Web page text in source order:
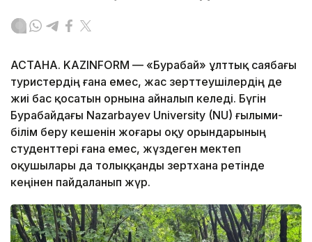
АСТАНА. KAZINFORM — «Бурабай» ұлттық саябағы
туристердің ғана емес, жас зерттеушілердің де
жиі бас қосатын орнына айналып келеді. Бүгін
Бурабайдағы Nazarbayev University (NU) ғылыми-
білім беру кешенін жоғары оқу орындарының
студенттері ғана емес, жүздеген мектеп
оқушылары да толыққанды зертхана ретінде
кеңінен пайдаланып жүр.